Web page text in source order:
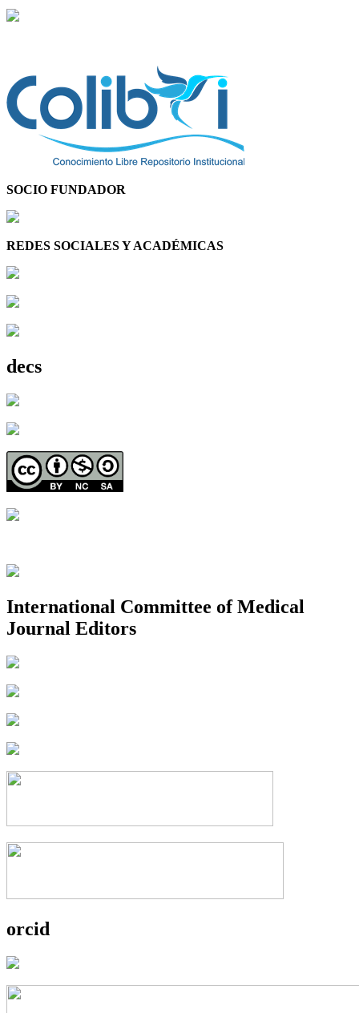
SOCIO FUNDADOR
REDES SOCIALES Y ACADÉMICAS
decs
International Committee of Medical
Journal Editors
orcid